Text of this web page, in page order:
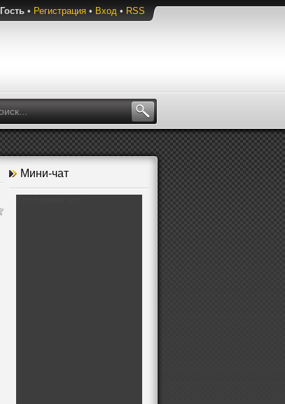
Гость • Регистрация • Вход • RSS
Мини-чат